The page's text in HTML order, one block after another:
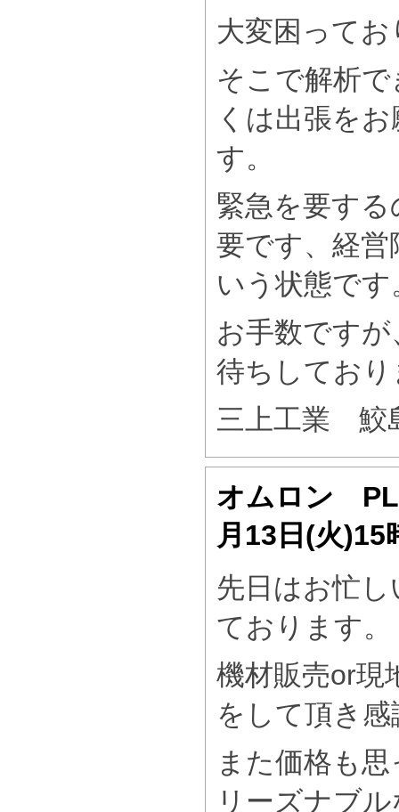
大変困って
そこで解析
くは出張を
す。
緊急を要す
要です、経
いう状態です
お手数です
待ちしてお
三上工業 鮫
オムロン
月13日(火
先日はお忙
ております。
機材販売or現
をして頂き
また価格も
リーズナブ